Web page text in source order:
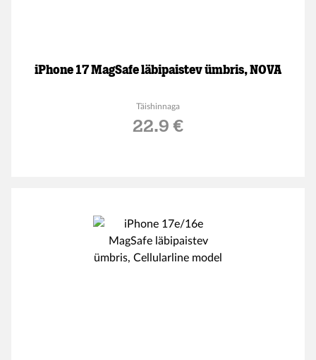
iPhone 17 MagSafe läbipaistev ümbris, NOVA
Täishinnaga
22.9 €